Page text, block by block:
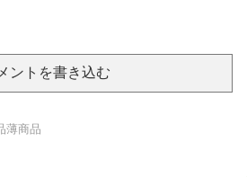
ントを書き込む
薄商品